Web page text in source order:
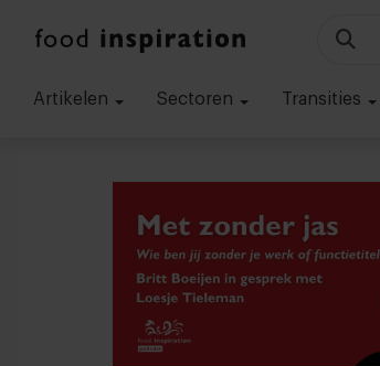
Artikelen Sectoren Transities